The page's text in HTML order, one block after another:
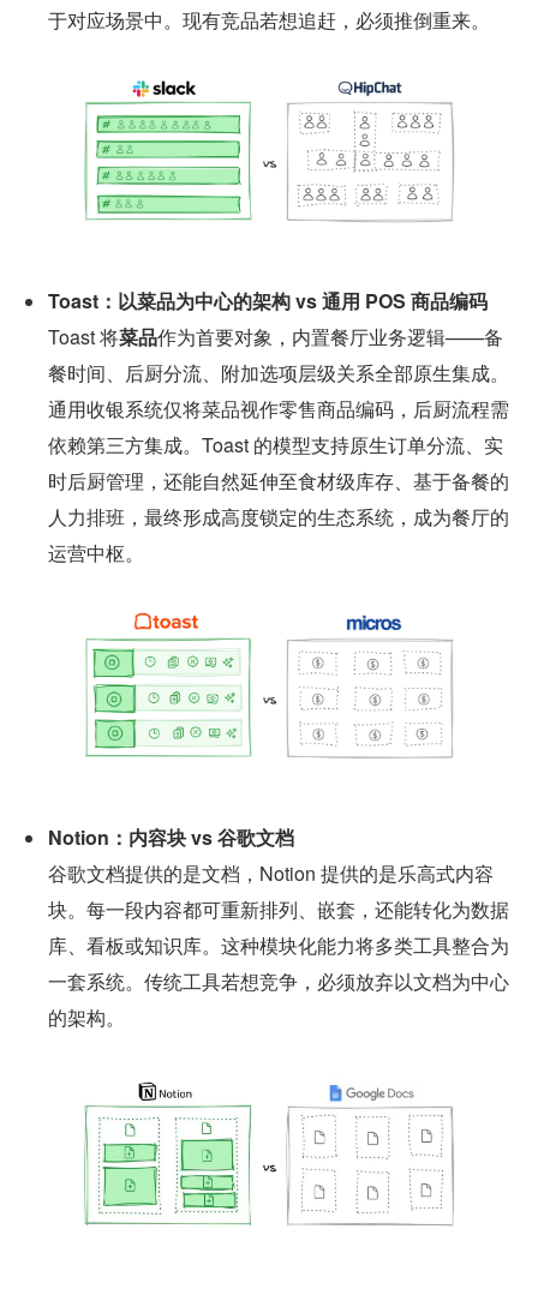
于对应场景中。现有竞品若想追赶，必须推倒重来。
Toast：以菜品为中心的架构 vs 通用 POS 商品编码
Toast 将菜品作为首要对象，内置餐厅业务逻辑——备
餐时间、后厨分流、附加选项层级关系全部原生集成。
通用收银系统仅将菜品视作零售商品编码，后厨流程需
依赖第三方集成。Toast 的模型支持原生订单分流、实
时后厨管理，还能自然延伸至食材级库存、基于备餐的
人力排班，最终形成高度锁定的生态系统，成为餐厅的
运营中枢。
Notion：内容块 vs 谷歌文档
谷歌文档提供的是文档，Notion 提供的是乐高式内容
块。每一段内容都可重新排列、嵌套，还能转化为数据
库、看板或知识库。这种模块化能力将多类工具整合为
一套系统。传统工具若想竞争，必须放弃以文档为中心
的架构。